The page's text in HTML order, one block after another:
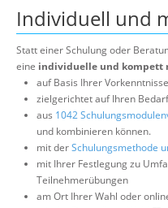
Individuell und
Statt einer Schulung oder
eine individuelle und kompett
auf Basis Ihrer Vorkenntnisse
zielgerichtet auf Ihren Bedarf
aus 1042
und kombinieren können.
mit derSchulungsmethode
mit Ihrer Festlegung zu
Teilnehmerübungen
am Ort Ihrer Wahl oder